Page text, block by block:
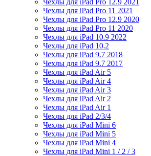
Чехлы для iPad Pro 12.9 2021
Чехлы для iPad Pro 11 2021
Чехлы для iPad Pro 12.9 2020
Чехлы для iPad Pro 11 2020
Чехлы для iPad 10.9 2022
Чехлы для iPad 10.2
Чехлы для iPad 9.7 2018
Чехлы для iPad 9.7 2017
Чехлы для iPad Air 5
Чехлы для iPad Air 4
Чехлы для iPad Air 3
Чехлы для iPad Air 2
Чехлы для iPad Air 1
Чехлы для iPad 2/3/4
Чехлы для iPad Mini 6
Чехлы для iPad Mini 5
Чехлы для iPad Mini 4
Чехлы для iPad Mini 1 / 2 / 3